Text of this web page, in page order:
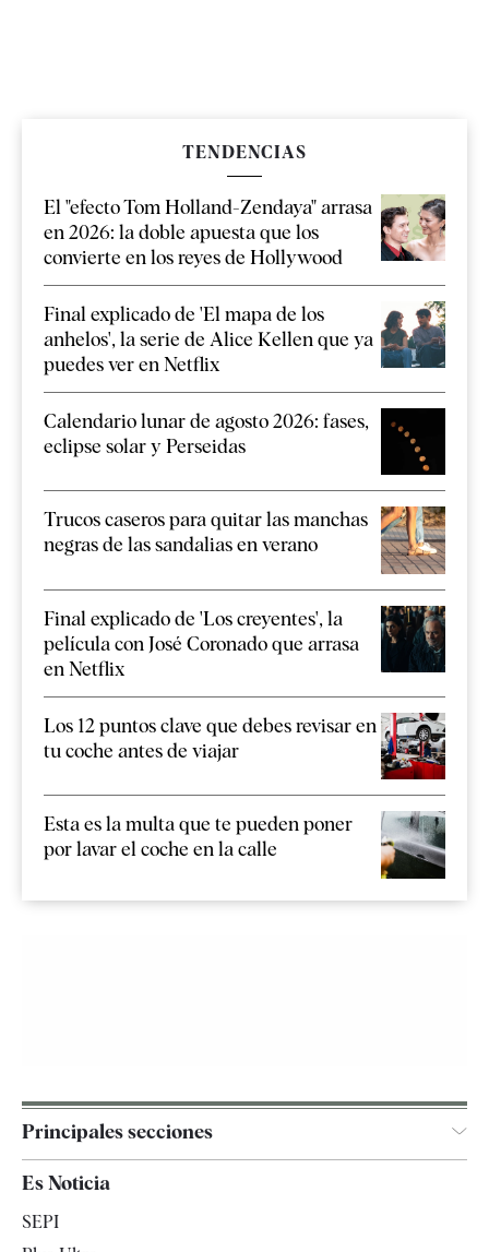
TENDENCIAS
El "efecto Tom Holland-Zendaya" arrasa
en 2026: la doble apuesta que los
convierte en los reyes de Hollywood
Final explicado de 'El mapa de los
anhelos', la serie de Alice Kellen que ya
puedes ver en Netflix
Calendario lunar de agosto 2026: fases,
eclipse solar y Perseidas
Trucos caseros para quitar las manchas
negras de las sandalias en verano
Final explicado de 'Los creyentes', la
película con José Coronado que arrasa
en Netflix
Los 12 puntos clave que debes revisar en
tu coche antes de viajar
Esta es la multa que te pueden poner
por lavar el coche en la calle
Principales secciones
Es Noticia
SEPI